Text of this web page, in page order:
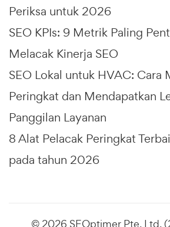
Periksa untuk 2026
SEO KPIs: 9 Metrik Paling
Melacak Kinerja SEO
SEO Lokal untuk HVAC: Cara
Peringkat dan Mendapatkan
Panggilan Layanan
8 Alat Pelacak Peringkat
pada tahun 2026
© 2026 SEOptimer Pte. Ltd.